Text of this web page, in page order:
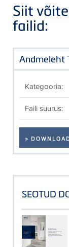
Siit
failid:
Andmeleht
Kategooria:
Faili suurus:
»
SEOTUD